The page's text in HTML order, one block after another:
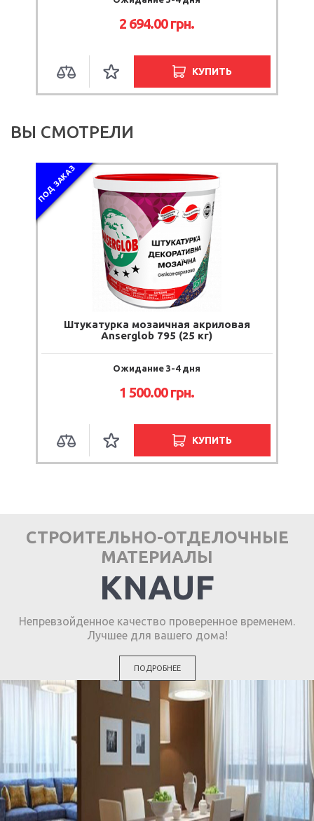
2 694.00грн.
КУПИТЬ
ВЫ СМОТРЕЛИ
ПОД ЗАКАЗ
Штукатурка мозаичная акриловая
Anserglob 795 (25 кг)
Ожидание 3-4 дня
1 500.00грн.
КУПИТЬ
СТРОИТЕЛЬНО-ОТДЕЛОЧНЫЕ
МАТЕРИАЛЫ
KNAUF
Непревзойденное качество проверенное временем.
Лучшее для вашего дома!
ПОДРОБНЕЕ